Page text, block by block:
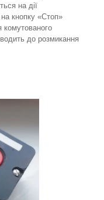
на дії
кнопку «Стоп»
комутованого
до розмикання